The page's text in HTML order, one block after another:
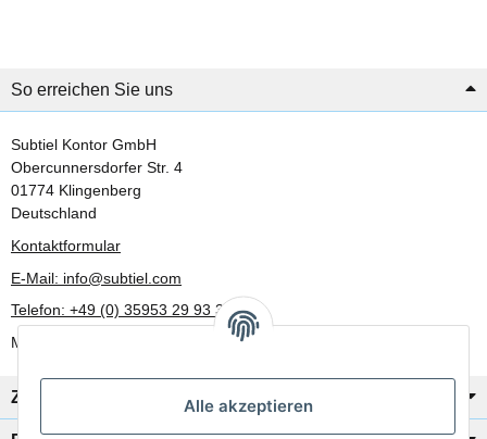
Alle akzeptieren
So erreichen Sie uns
Subtiel Kontor GmbH
Obercunnersdorfer Str. 4
01774 Klingenberg
Deutschland
Kontaktformular
E-Mail: info@subtiel.com
Telefon: +49 (0) 35953 29 93 30
Mo-Fr: 8:00 Uhr - 17:00 Uhr
Zahlung/Versand